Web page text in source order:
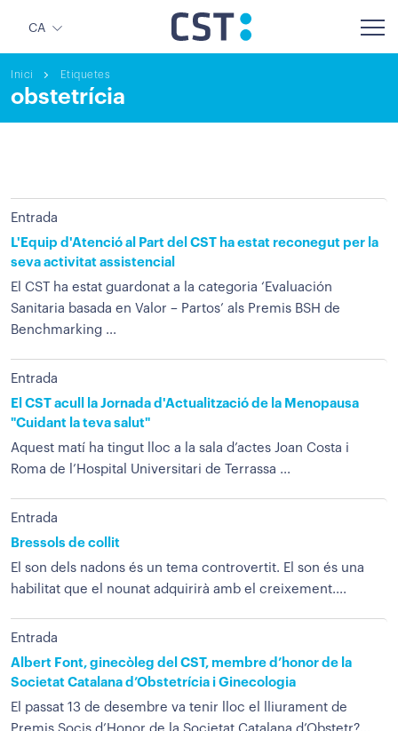
CA
Inici Etiquetes
obstetrícia
Entrada
L'Equip d'Atenció al Part del CST ha estat reconegut per la
seva activitat assistencial
El CST ha estat guardonat a la categoria ‘Evaluación
Sanitaria basada en Valor – Partos’ als Premis BSH de
Benchmarking ...
Entrada
El CST acull la Jornada d'Actualització de la Menopausa
"Cuidant la teva salut"
Aquest matí ha tingut lloc a la sala d’actes Joan Costa i
Roma de l’Hospital Universitari de Terrassa ...
Entrada
Bressols de collit
El son dels nadons és un tema controvertit. El son és una
habilitat que el nounat adquirirà amb el creixement....
Entrada
Albert Font, ginecòleg del CST, membre d’honor de la
Societat Catalana d’Obstetrícia i Ginecologia
El passat 13 de desembre va tenir lloc el lliurament de